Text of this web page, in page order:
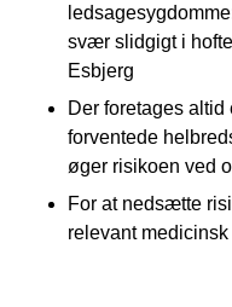
svær slidgigt i
Esbjerg
Der foretages
forventede
øger risikoen ved
For at nedsætte
relevant